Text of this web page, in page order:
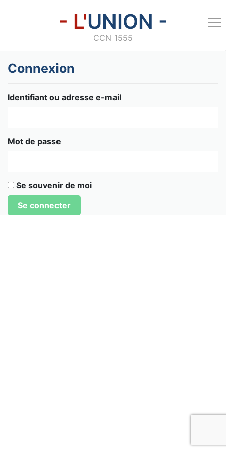
- L'UNION -
CCN 1555
Connexion
Identifiant ou adresse e-mail
Mot de passe
Se souvenir de moi